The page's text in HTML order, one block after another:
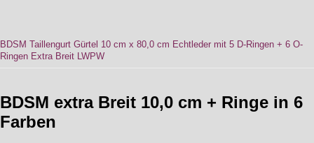
BDSM Taillengurt Gürtel 10 cm x 80,0 cm Echtleder mit 5 D-Ringen + 6 O-
Ringen Extra Breit LWPW
BDSM extra Breit 10,0 cm + Ringe in 6
Farben